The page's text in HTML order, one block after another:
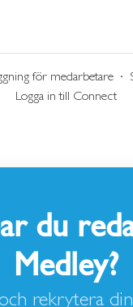
för medarbetare ·
Logga in till Connect
du
Medley?
rekrytera